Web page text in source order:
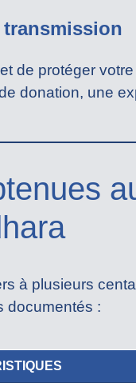
transmission
de protéger
donation, une
à plusieurs
documentés :